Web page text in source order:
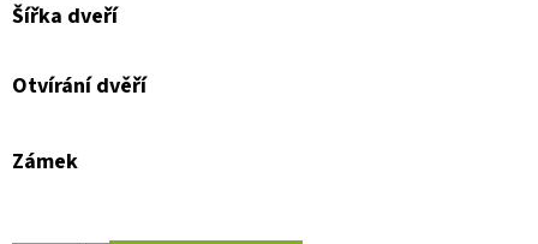
Šířka dveří
Otvírání dvěří
Zámek